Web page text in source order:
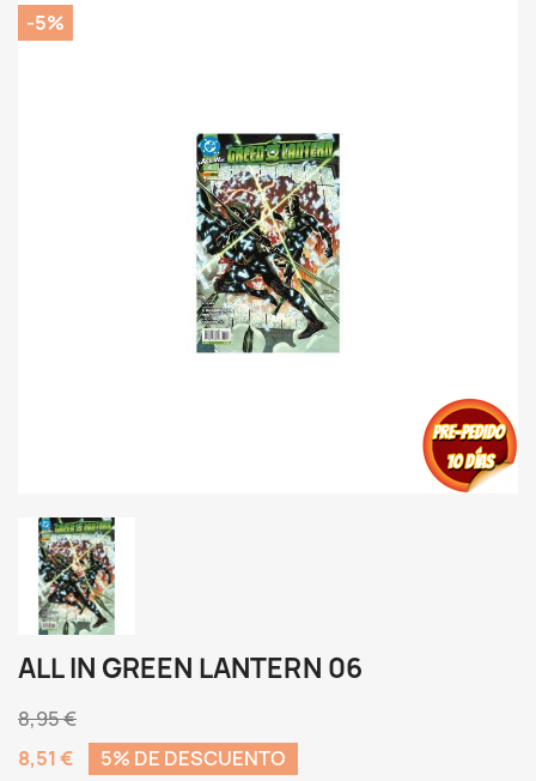
-5%
ALL IN GREEN LANTERN 06
8,95 €
8,51 €
5% DE DESCUENTO